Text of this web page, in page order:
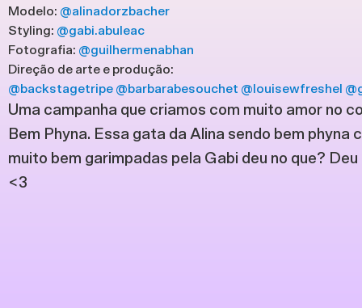
Modelo: @alinadorzbacher
Styling: @gabi.abuleac
Fotografia: @guilhermenabhan
Direção de arte e produção:
@backstagetripe @barbarabesouchet @louisewfreshel
Uma campanha que criamos com muito amor no
Bem Phyna. Essa gata da Alina sendo bem phyna
muito bem garimpadas pela Gabi deu no que? Deu
<3